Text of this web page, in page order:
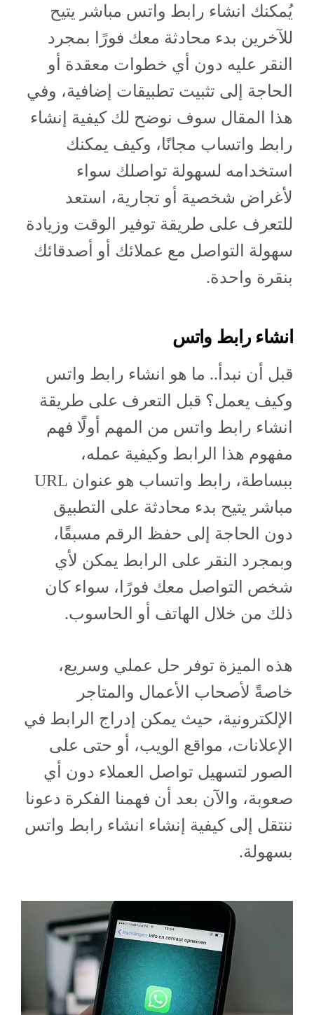
يُمكنك انشاء رابط واتس مباشر يتيح
للآخرين بدء محادثة معك فورًا بمجرد
النقر عليه دون أي خطوات معقدة أو
الحاجة إلى تثبيت تطبيقات إضافية، وفي
هذا المقال سوف نوضح لك كيفية إنشاء
رابط واتساب مجانًا، وكيف يمكنك
استخدامه لسهولة تواصلك سواء
لأغراض شخصية أو تجارية، استعد
للتعرف على طريقة توفير الوقت وزيادة
سهولة التواصل مع عملائك أو أصدقائك
بنقرة واحدة.
انشاء رابط واتس
قبل أن نبدأ.. ما هو انشاء رابط واتس
وكيف يعمل؟ قبل التعرف على طريقة
انشاء رابط واتس من المهم أولًا فهم
مفهوم هذا الرابط وكيفية عمله،
ببساطة، رابط واتساب هو عنوان URL
مباشر يتيح بدء محادثة على التطبيق
دون الحاجة إلى حفظ الرقم مسبقًا،
وبمجرد النقر على الرابط يمكن لأي
شخص التواصل معك فورًا، سواء كان
ذلك من خلال الهاتف أو الحاسوب.
هذه الميزة توفر حل عملي وسريع،
خاصةً لأصحاب الأعمال والمتاجر
الإلكترونية، حيث يمكن إدراج الرابط في
الإعلانات، مواقع الويب، أو حتى على
الصور لتسهيل تواصل العملاء دون أي
صعوبة، والآن بعد أن فهمنا الفكرة دعونا
ننتقل إلى كيفية إنشاء انشاء رابط واتس
بسهولة.